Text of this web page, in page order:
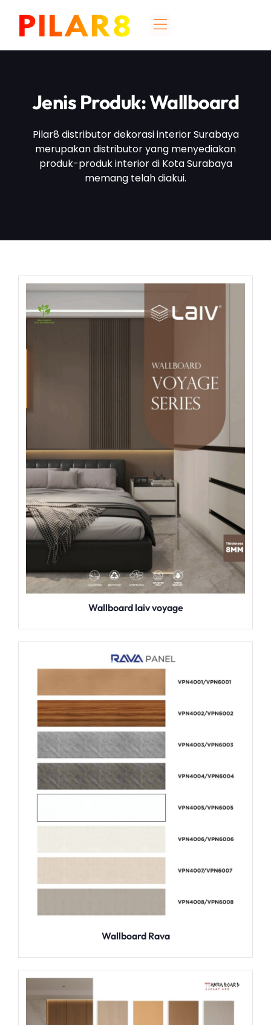
Jenis Produk: Wallboard
Pilar8 distributor dekorasi interior Surabaya
merupakan distributor yang menyediakan
produk-produk interior di Kota Surabaya
memang telah diakui.
Wallboard laiv voyage
Wallboard Rava